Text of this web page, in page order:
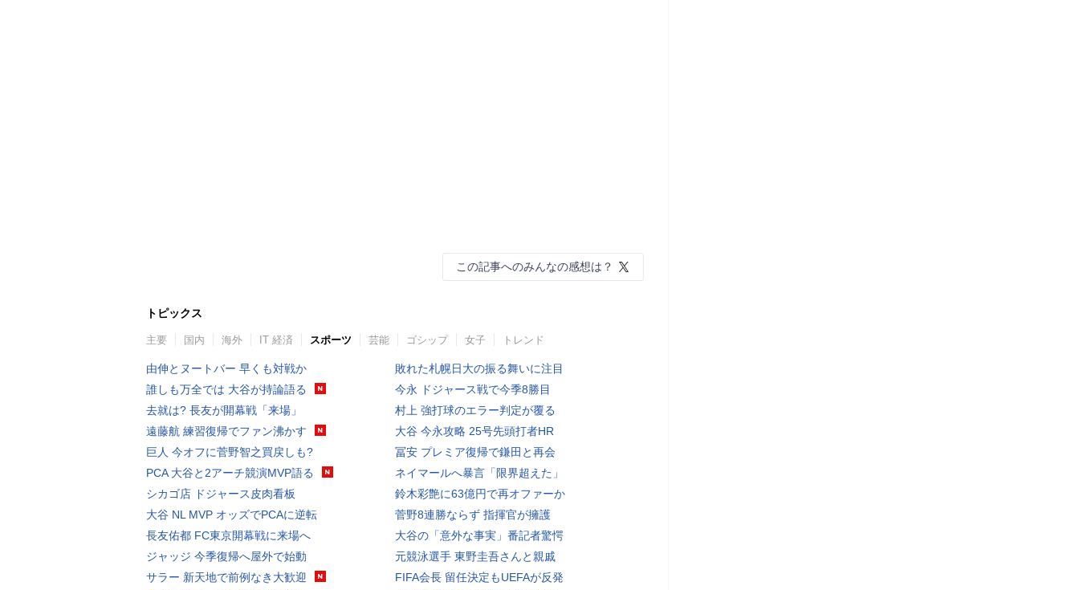
この記事へのみんなの感想は？
トピックス
主要 国内 海外 IT 経済 スポーツ 芸能 ゴシップ 女子 トレンド
由伸とヌートバー 早くも対戦か
誰しも万全では 大谷が持論語る
去就は? 長友が開幕戦「来場」
遠藤航 練習復帰でファン沸かす
巨人 今オフに菅野智之買戻しも?
PCA 大谷と2アーチ競演MVP語る
シカゴ店 ドジャース皮肉看板
大谷 NL MVP オッズでPCAに逆転
長友佑都 FC東京開幕戦に来場へ
ジャッジ 今季復帰へ屋外で始動
サラー 新天地で前例なき大歓迎
敗れた札幌日大の振る舞いに注目
今永 ドジャース戦で今季8勝目
村上 強打球のエラー判定が覆る
大谷 今永攻略 25号先頭打者HR
冨安 プレミア復帰で鎌田と再会
ネイマールへ暴言「限界超えた」
鈴木彩艶に63億円で再オファーか
菅野8連勝ならず 指揮官が擁護
大谷の「意外な事実」番記者驚愕
元競泳選手 東野圭吾さんと親戚
FIFA会長 留任決定もUEFAが反発